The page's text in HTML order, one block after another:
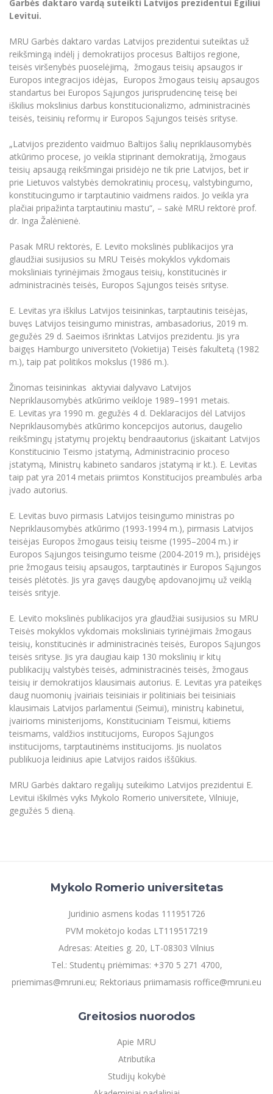
Universiteto teatras
Novikas)
MRU merginų choras
Neformaliuoju ir (ar) savišvietos būdu įgytų
Studijų organizavimas
Erasmus+ mobilumas praktikoms (SMP)
Partnerystės
Vilniaus Karaliaus Sedžiongo institutas
Frankofoniškų šalių studijų centras
Emocinė gerovė
Žmogaus, aplinkos ir technologijų (HET)
Doktorantūra
Projektai
Akademinė leidyba
Mokymų LAB
Mokslo naujienos
Kasmetiniai mokslo renginiai
Akademinė etika
Darbas MRU
Universiteto simbolika
Atributika
Naujienos
Tarptautiškumas
Studentams
Darbuotojams
Partnerystės
Azijos centras
Vilniaus Karaliaus Sedžiongo institutas
Frankofoniškų šalių studijų centras
Partnerystės
Azijos centras
Vilniaus Karaliaus Sedžiongo institutas
Frankofoniškų šalių studijų centras
Darnus vystymasis
Privatumo politika
Negalia ir individualieji poreikiai
Viešai skelbiama informacija
Civilinė sauga
Korupcijos prevencija
Bakalauro studijos
Magistrantūros studijos
Vadovų MBA
Švietimo ir kultūros vadovų MPA
Teisės LL.M.
Papildomosios studijos
Pedagogų rengimas
Doktorantūros studijos
Profesinės bakalauro studijos
Personalo valdymo centras
Privačių interesų deklaravimas
Informacija naujiems darbuotojams
Darbuotojų Moodle (kompetencijų tobulinimui)
Studijų tvarkaraštis
Informacinė sistema "Studijos"
Daugiafaktorinė autentifikacija universiteto
darbuotojams (MFA)
Mokslininkų profiliai "CRIS"
Bendruomenės gerovė
MRU norminių teisės aktų duomenų bazė
Intranetas
eDVS
Microsoft Office 365
MRU mobilios programėlės
Pagalbos sistema
Kontaktų paieška
Garbės daktaro vardą suteikti Latvijos prezidentui Egiliui
Levitui.
MRU Garbės daktaro vardas Latvijos prezidentui suteiktas už
reikšmingą indėlį į demokratijos procesus Baltijos regione,
teisės viršenybės puoselėjimą, žmogaus teisių apsaugos ir
Europos integracijos idėjas, Europos žmogaus teisių apsaugos
standartus bei Europos Sąjungos jurisprudencinę teisę bei
iškilius mokslinius darbus konstitucionalizmo, administracinės
teisės, teisinių reformų ir Europos Sąjungos teisės srityse.
„Latvijos prezidento vaidmuo Baltijos šalių nepriklausomybės
atkūrimo procese, jo veikla stiprinant demokratiją, žmogaus
teisių apsaugą reikšmingai prisidėjo ne tik prie Latvijos, bet ir
prie Lietuvos valstybės demokratinių procesų, valstybingumo,
konstitucingumo ir tarptautinio vaidmens raidos. Jo veikla yra
plačiai pripažinta tarptautiniu mastu“, – sakė MRU rektorė prof.
dr. Inga Žalėnienė.
Pasak MRU rektorės, E. Levito mokslinės publikacijos yra
glaudžiai susijusios su MRU Teisės mokyklos vykdomais
moksliniais tyrinėjimais žmogaus teisių, konstitucinės ir
administracinės teisės, Europos Sąjungos teisės srityse.
E. Levitas yra iškilus Latvijos teisininkas, tarptautinis teisėjas,
buvęs Latvijos teisingumo ministras, ambasadorius, 2019 m.
gegužės 29 d. Saeimos išrinktas Latvijos prezidentu. Jis yra
baigęs Hamburgo universiteto (Vokietija) Teisės fakultetą (1982
m.), taip pat politikos mokslus (1986 m.).
Žinomas teisininkas aktyviai dalyvavo Latvijos
Nepriklausomybės atkūrimo veikloje 1989–1991 metais.
E. Levitas yra 1990 m. gegužės 4 d. Deklaracijos dėl Latvijos
Nepriklausomybės atkūrimo koncepcijos autorius, daugelio
reikšmingų įstatymų projektų bendraautorius (įskaitant Latvijos
Konstitucinio Teismo įstatymą, Administracinio proceso
įstatymą, Ministrų kabineto sandaros įstatymą ir kt.). E. Levitas
taip pat yra 2014 metais priimtos Konstitucijos preambulės arba
įvado autorius.
E. Levitas buvo pirmasis Latvijos teisingumo ministras po
Nepriklausomybės atkūrimo (1993-1994 m.), pirmasis Latvijos
teisėjas Europos žmogaus teisių teisme (1995–2004 m.) ir
Europos Sąjungos teisingumo teisme (2004-2019 m.), prisidėjęs
prie žmogaus teisių apsaugos, tarptautinės ir Europos Sąjungos
teisės plėtotės. Jis yra gavęs daugybę apdovanojimų už veiklą
teisės srityje.
E. Levito mokslinės publikacijos yra glaudžiai susijusios su MRU
Teisės mokyklos vykdomais moksliniais tyrinėjimais žmogaus
teisių, konstitucinės ir administracinės teisės, Europos Sąjungos
teisės srityse. Jis yra daugiau kaip 130 mokslinių ir kitų
publikacijų valstybės teisės, administracinės teisės, žmogaus
teisių ir demokratijos klausimais autorius. E. Levitas yra pateikęs
daug nuomonių įvairiais teisiniais ir politiniais bei teisiniais
klausimais Latvijos parlamentui (Seimui), ministrų kabinetui,
įvairioms ministerijoms, Konstituciniam Teismui, kitiems
teismams, valdžios institucijoms, Europos Sąjungos
institucijoms, tarptautinėms institucijoms. Jis nuolatos
publikuoja leidinius apie Latvijos raidos iššūkius.
MRU Garbės daktaro regalijų suteikimo Latvijos prezidentui E.
Levitui iškilmės vyks Mykolo Romerio universitete, Vilniuje,
gegužės 5 dieną.
Mykolo Romerio universitetas
Juridinio asmens kodas 111951726
PVM mokėtojo kodas LT119517219
Adresas: Ateities g. 20, LT-08303 Vilnius
Tel.: Studentų priėmimas: +370 5 271 4700,
priemimas@mruni.eu; Rektoriaus priimamasis roffice@mruni.eu
Greitosios nuorodos
Apie MRU
Atributika
Studijų kokybė